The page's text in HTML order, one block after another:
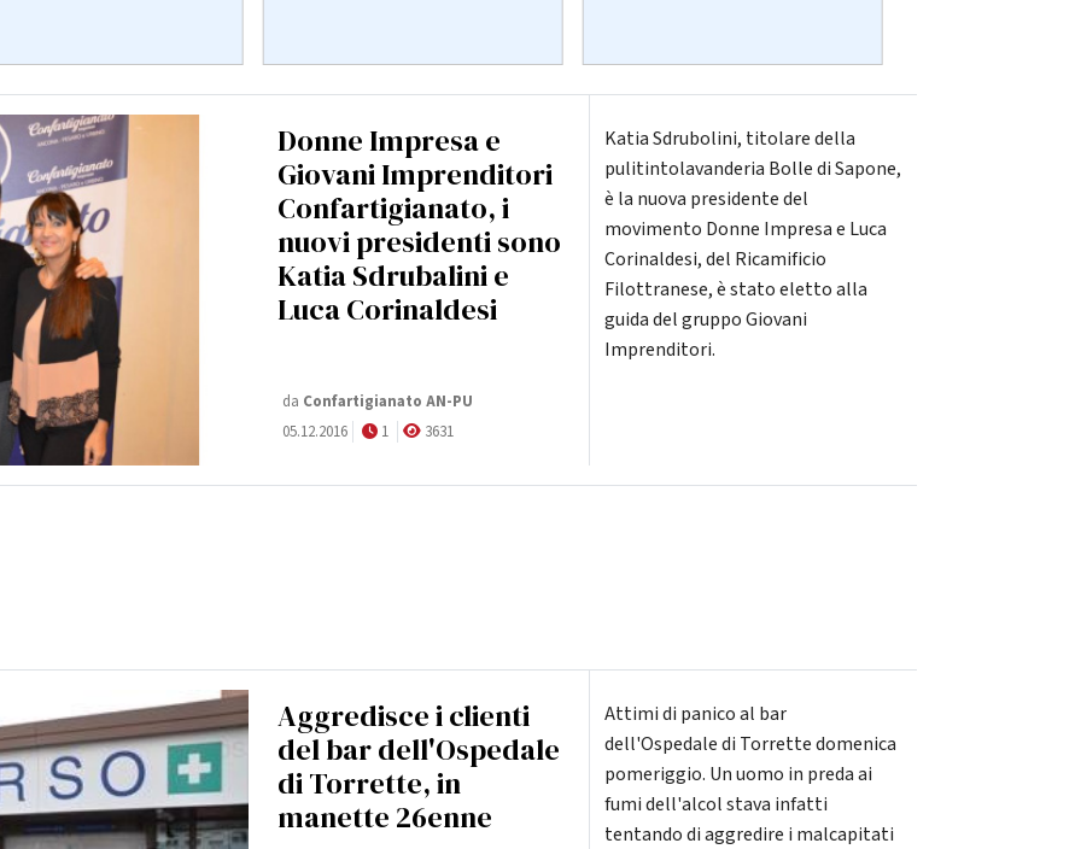
Donne Impresa e
Giovani Imprenditori
Confartigianato, i
nuovi presidenti sono
Katia Sdrubalini e
Luca Corinaldesi
da Confartigianato AN-PU
05.12.2016
1 3631
Katia Sdrubolini, titolare della
pulitintolavanderia Bolle di Sapone,
è la nuova presidente del
movimento Donne Impresa e Luca
Corinaldesi, del Ricamificio
Filottranese, è stato eletto alla
guida del gruppo Giovani
Imprenditori.
Aggredisce i clienti
del bar dell'Ospedale
di Torrette, in
manette 26enne
Attimi di panico al bar
dell'Ospedale di Torrette domenica
pomeriggio. Un uomo in preda ai
fumi dell'alcol stava infatti
tentando di aggredire i malcapitati